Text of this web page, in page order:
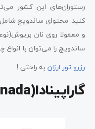
رستوران‌های این کشور
کنید. محتوای ساندویچ
و معمولا روی نان
ساندویچ را می‌توان با
رزرو تور ارزان به راحتی !
گاراپینادا(Garrapinada)